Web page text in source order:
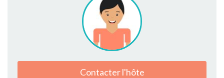
Contacter l'hôte